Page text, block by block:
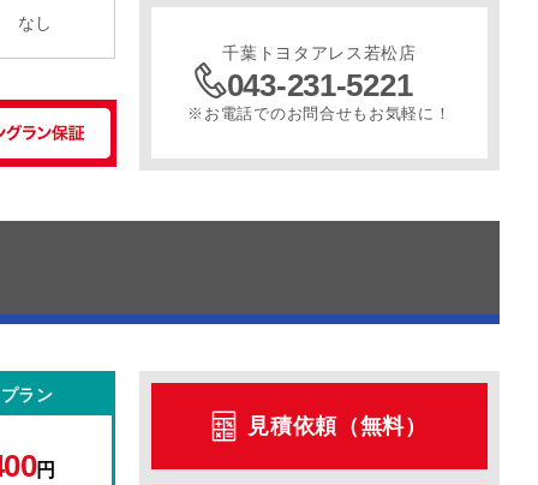
なし
千葉トヨタアレス若松店
043-231-5221
※お電話でのお問合せもお気軽に！
ラン
円
見積依頼（無料）